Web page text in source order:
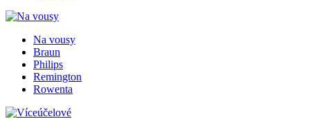
Na vousy
Braun
Philips
Remington
Rowenta